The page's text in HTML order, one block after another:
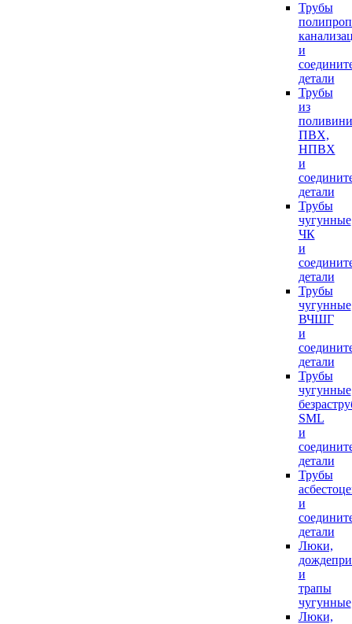
Трубы
и
детали
Трубы
из
ПВХ,
НПВХ
и
детали
Трубы
чугунные
ЧК
и
детали
Трубы
чугунные
ВЧШГ
и
детали
Трубы
чугунные
SML
и
детали
Трубы
и
детали
Люки,
и
трапы
чугунные
Люки,